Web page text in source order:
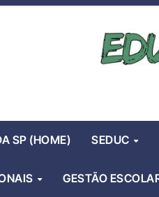
SP (HOME) SEDUC
GESTÃO